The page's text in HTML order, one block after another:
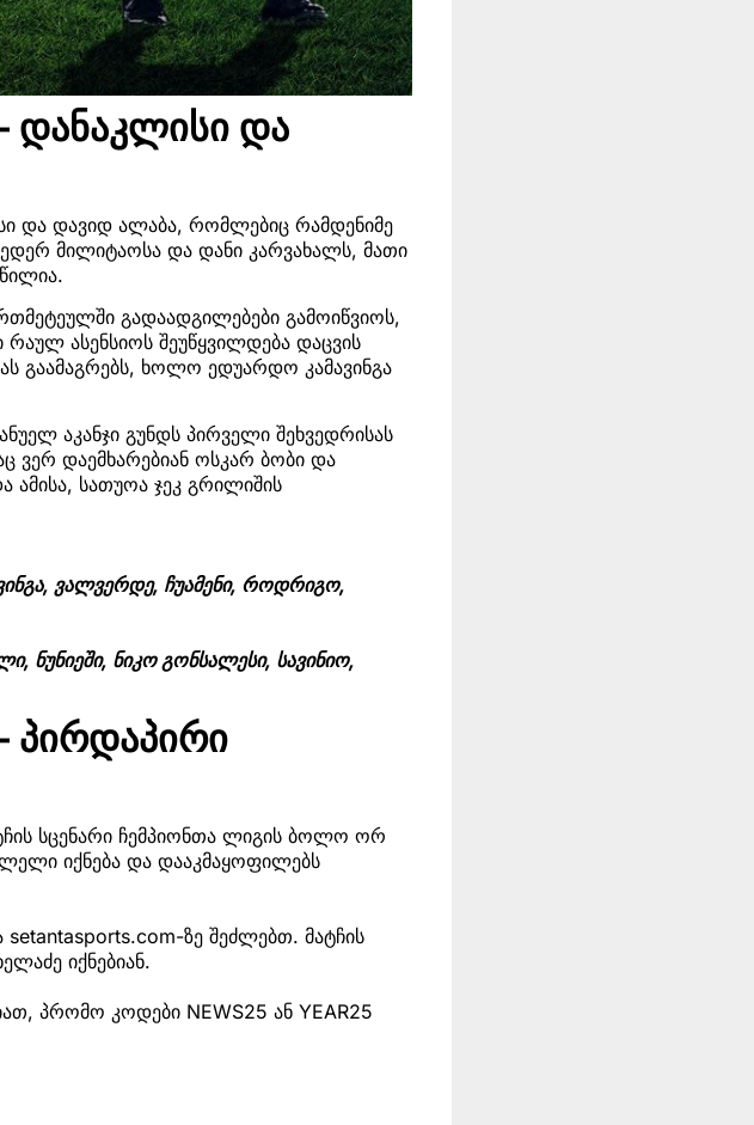
დანაკლისი და
და დავიდ ალაბა, რომლებიც რამდენიმე
მილიტაოსა და დანი კარვახალს, მათი
გადაადგილებები გამოიწვიოს,
ასენსიოს შეუწყვილდება დაცვის
გაამაგრებს, ხოლო ედუარდო კამავინგა
აკანჯი გუნდს პირველი შეხვედრისას
ვერ დაემხარებიან ოსკარ ბობი და
სათუოა ჯეკ გრილიშის
ვალვერდე, ჩუამენი, როდრიგო,
ნუნიეში, ნიკო გონსალესი, სავინიო,
პირდაპირი
სცენარი ჩემპიონთა ლიგის ბოლო ორ
იქნება და დააკმაყოფილებს
ზე შეძლებთ. მატჩის
იქნებიან.
პრომო კოდები NEWS25 ან YEAR25